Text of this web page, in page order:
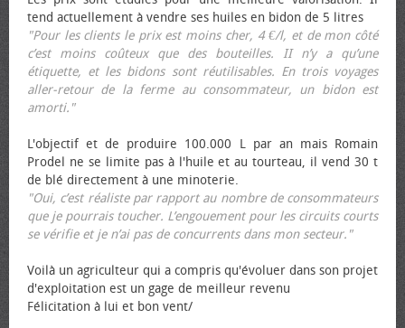
tend actuellement à vendre ses huiles en bidon de 5 litres
"Pour les clients le prix est moins cher, 4 €/l, et de mon côté
c’est moins coûteux que des bouteilles. II n’y a qu’une
étiquette, et les bidons sont réutilisables. En trois voyages
aller-retour de la ferme au consommateur, un bidon est
amorti."
L'objectif et de produire 100.000 L par an mais Romain
Prodel ne se limite pas à l'huile et au tourteau, il vend 30 t
de blé directement à une minoterie.
"Oui, c’est réaliste par rapport au nombre de consommateurs
que je pourrais toucher. L’engouement pour les circuits courts
se vérifie et je n’ai pas de concurrents dans mon secteur."
Voilà un agriculteur qui a compris qu'évoluer dans son projet
d'exploitation est un gage de meilleur revenu
Félicitation à lui et bon vent/